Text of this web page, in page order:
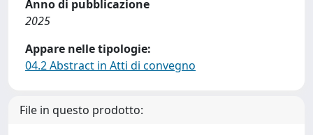
Anno di pubblicazione
2025
Appare nelle tipologie:
04.2 Abstract in Atti di convegno
File in questo prodotto: